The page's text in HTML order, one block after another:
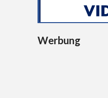
Werbung